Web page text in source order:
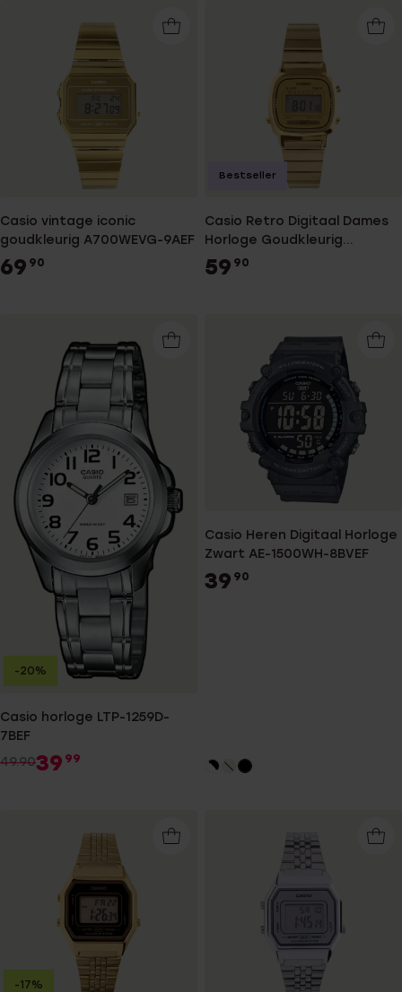
Casio vintage iconic
goudkleurig A700WEVG-9AEF
69 90
Casio Retro Digitaal Dames
Horloge Goudkleurig
LA670WEGA-9EF
59 90
Bestseller
Casio horloge LTP-1259D-
7BEF
49.9039 99
-20%
Casio Heren Digitaal Horloge
Zwart AE-1500WH-8BVEF
39 90
-17%